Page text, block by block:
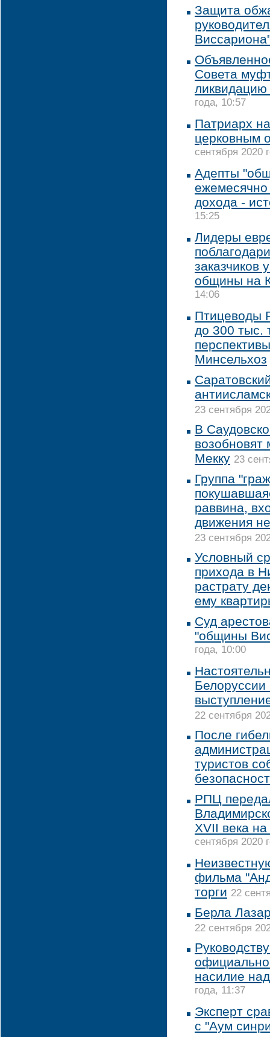
Защита
Совета
года, 10:57
Патриарх
церковным
сентября 2020
Адепты
ежемесячно
дохода -
15:25
Лидеры
заказчиков
общины на
14:06
Птицеводы
до 300 тыс.
Минсельхоз
23 сентября
В
возобновят
Мекку 23
Группа
раввина,
движения
23 сентября
Условный
прихода в
растрату
ему
Суд
"общины
года, 10:00
Белоруссии
22 сентября
После
туристов
РПЦ
XVII века
сентября 2020
фильма
торги 22
Берла
22 сентября
насилие
года, 11:37
Эксперт
с "Аум